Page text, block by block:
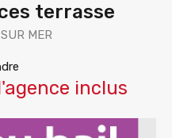
terrasse
MER
inclus